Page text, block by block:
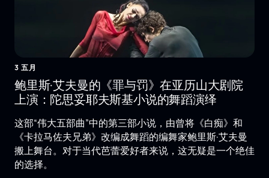
3 五月
鲍里斯·艾夫曼的《罪与罚》在亚历山大剧院
上演：陀思妥耶夫斯基小说的舞蹈演绎
这部“伟大五部曲”中的第三部小说，由曾将《白痴》和
《卡拉马佐夫兄弟》改编成舞蹈的编舞家鲍里斯·艾夫曼
搬上舞台。对于当代芭蕾爱好者来说，这无疑是一个绝佳
的选择。